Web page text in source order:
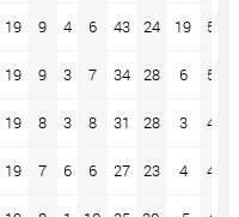
19 9 4 6 43 24 19 54
19 9 3 7 34 28 6 53
19 8 3 8 31 28 3 47
19 7 6 6 27 23 4 47